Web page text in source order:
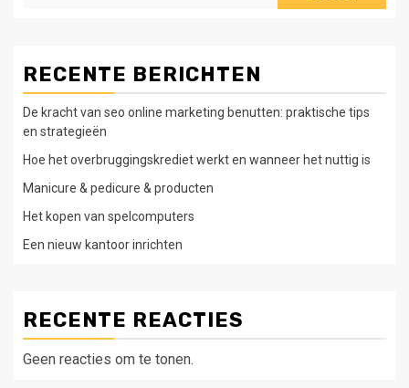
RECENTE BERICHTEN
De kracht van seo online marketing benutten: praktische tips
en strategieën
Hoe het overbruggingskrediet werkt en wanneer het nuttig is
Manicure & pedicure & producten
Het kopen van spelcomputers
Een nieuw kantoor inrichten
RECENTE REACTIES
Geen reacties om te tonen.